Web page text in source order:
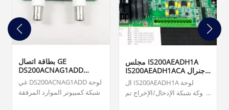
بطاقة اتصال GE
DS200ACNAG1ADD
ARCNETغي DS200ACNAG1ADD لوحة
شبكة كمبيوتر الموارد المرفقة
مجلس IS200AEADH1A
IS200AEADH1ACA جنرال
إلكتريكال IS200AEADH1A لوحة
شوكة شبكة الإدخال/الإخراج تم